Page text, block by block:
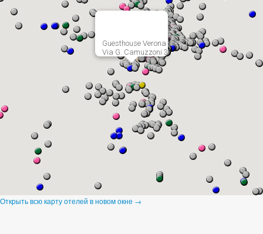
Guesthouse Verona
Via G. Camuzzoni 3
Открыть всю карту отелей в новом окне →